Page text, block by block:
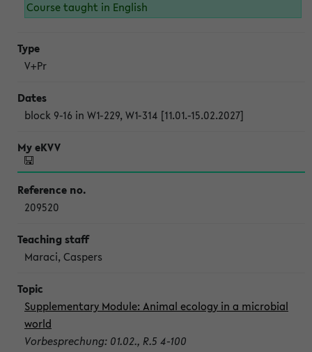
Course taught in English
V+Pr
block 9-16 in W1-229, W1-314 [11.01.-15.02.2027]
209520
Maraci, Caspers
Supplementary Module: Animal ecology in a microbial
world
Vorbesprechung: 01.02., R.5 4-100